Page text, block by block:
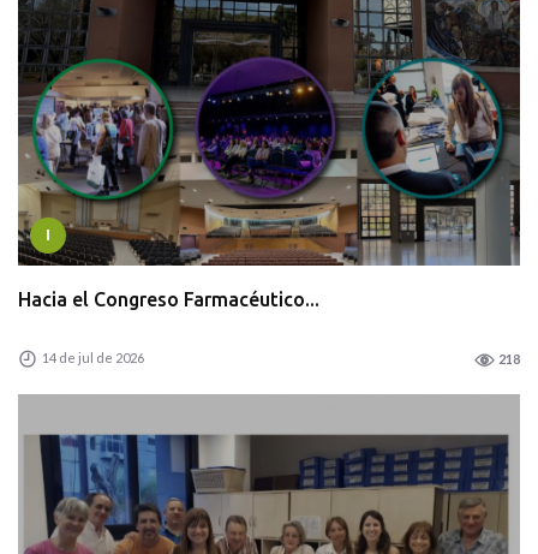
I
Hacia el Congreso Farmacéutico...
14 de jul de 2026 218